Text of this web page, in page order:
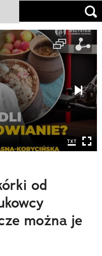
od
można je